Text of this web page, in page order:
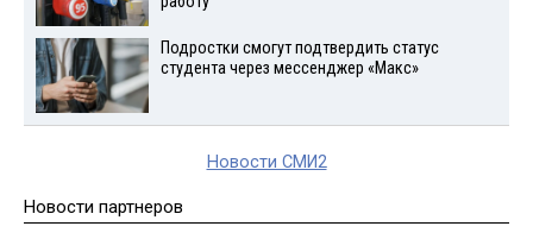
Подростки смогут подтвердить статус
студента через мессенджер «Макс»
Новости СМИ2
Новости партнеров